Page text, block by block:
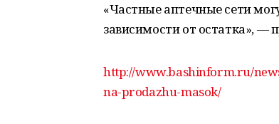
«Частные аптечные сети
зависимости от остатка»,
http://www.bashinform.ru/
na-prodazhu-masok/